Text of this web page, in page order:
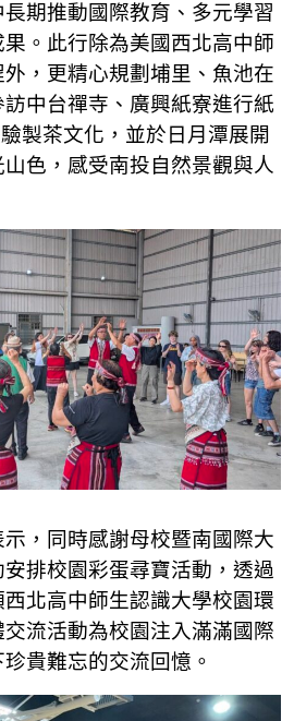
期推動國際教育、多元學習
。此行除為美國西北高中師
，更精心規劃埔里、魚池在
中台禪寺、廣興紙寮進行紙
製茶文化，並於日月潭展開
色，感受南投自然景觀與人
，同時感謝母校暨南國際大
排校園彩蛋尋寶活動，透過
北高中師生認識大學校園環
流活動為校園注入滿滿國際
貴難忘的交流回憶。